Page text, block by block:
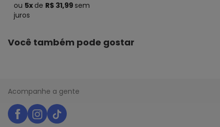
Viscose
ou 5x de R$ 31,99 sem
juros
Você também pode gostar
Acompanhe a gente